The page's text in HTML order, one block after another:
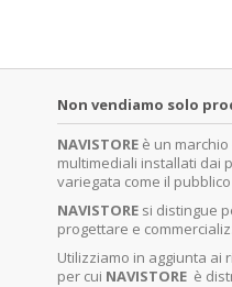
Non vendiamo solo
NAVISTORE è un
multimediali installati dai
variegata come il
NAVISTORE si distingue
progettare e
Utilizziamo in aggiunta ai
per cui NAVISTORE è